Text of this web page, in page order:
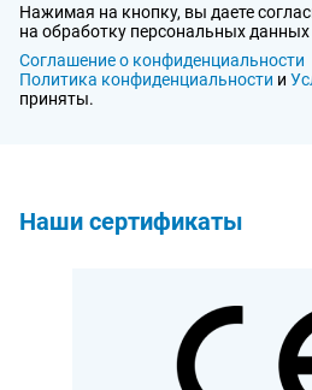
Нажимая на кнопку, вы даете
на обработку персональных данных
Соглашение о конфиденциальности
Политика конфиденциальности и
приняты.
Наши сертификаты